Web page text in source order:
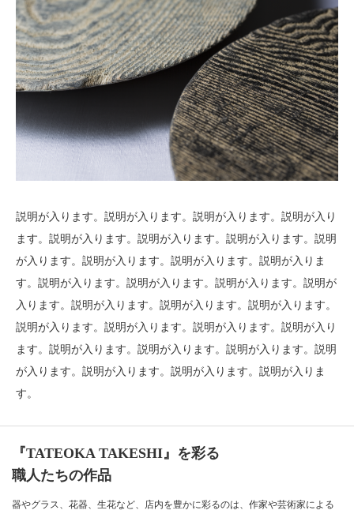
説明が入ります。説明が入ります。説明が入ります。説明が入り
ます。 説明が入ります。説明が入ります。 説明が入ります。説明
が入ります。説明が入ります。説明が入ります。説明が入りま
す。説明が入ります。説明が入ります。説明が入ります。説明が
入ります。説明が入ります。説明が入ります。説明が入ります。
説明が入ります。説明が入ります。説明が入ります。説明が入り
ます。説明が入ります。説明が入ります。 説明が入ります。説明
が入ります。説明が入ります。説明が入ります。説明が入りま
す。
『TATEOKA TAKESHI』を彩る
職人たちの作品
器やグラス、花器、生花など、店内を豊かに彩るのは、作家や芸術家による